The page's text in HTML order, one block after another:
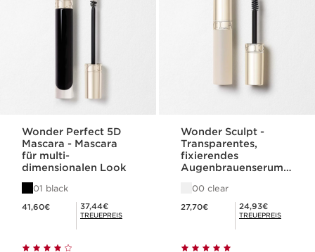
Wonder Perfect 5D
Mascara - Mascara
für multi-
dimensionalen Look
01 black
41,60€ Mitgliederpreis 37,44€
37,44€
TREUEPREIS
Wonder Sculpt -
Transparentes,
fixierendes
Augenbrauenserum-
00 clear
27,70€ Mitgliederpreis 24,93€
24,93€
TREUEPREIS